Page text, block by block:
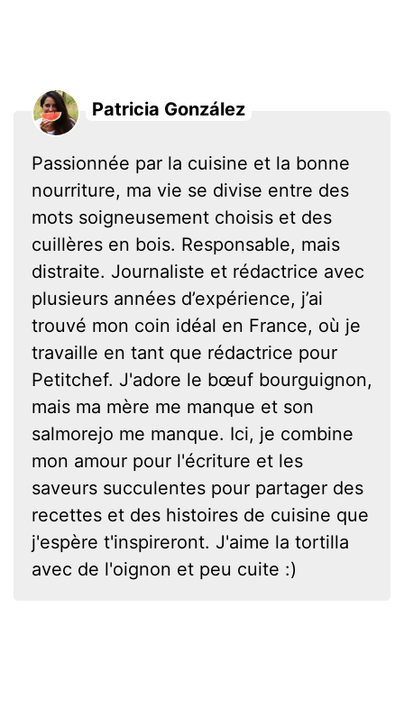
Patricia González
Passionnée par la cuisine et la bonne
nourriture, ma vie se divise entre des
mots soigneusement choisis et des
cuillères en bois. Responsable, mais
distraite. Journaliste et rédactrice avec
plusieurs années d’expérience, j’ai
trouvé mon coin idéal en France, où je
travaille en tant que rédactrice pour
Petitchef. J'adore le bœuf bourguignon,
mais ma mère me manque et son
salmorejo me manque. Ici, je combine
mon amour pour l'écriture et les
saveurs succulentes pour partager des
recettes et des histoires de cuisine que
j'espère t'inspireront. J'aime la tortilla
avec de l'oignon et peu cuite :)